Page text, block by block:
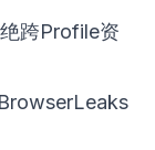
跨Profile资